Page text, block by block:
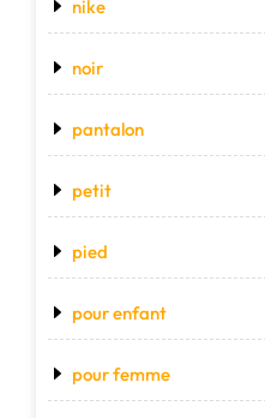
nike
noir
pantalon
petit
pied
pour enfant
pour femme